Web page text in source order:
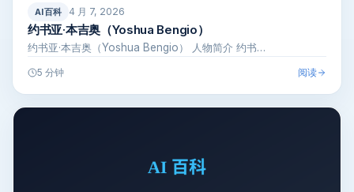
AI百科 4 月 7, 2026
约书亚·本吉奥（Yoshua Bengio）
约书亚·本吉奥（Yoshua Bengio） 人物简介 约书…
5 分钟 阅读